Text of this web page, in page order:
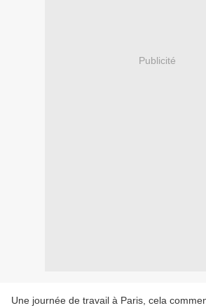
Publicité
Une journée de travail à Paris, cela